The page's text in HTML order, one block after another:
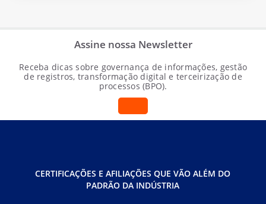
Assine nossa Newsletter
Receba dicas sobre governança de informações, gestão
de registros, transformação digital e terceirização de
processos (BPO).
CERTIFICAÇÕES E AFILIAÇÕES QUE VÃO ALÉM DO
PADRÃO DA INDÚSTRIA